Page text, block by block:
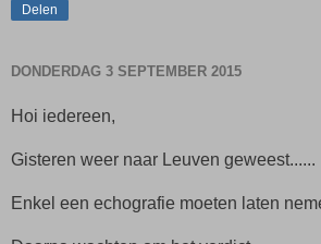
Delen
DONDERDAG 3 SEPTEMBER 2015
Hoi iedereen,
Gisteren weer naar Leuven geweest......
Enkel een echografie moeten laten